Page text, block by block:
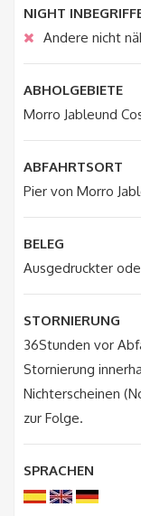
NIGHT
Andere nicht
ABHOLGEBIETE
Morro Jableund
ABFAHRTSORT
Pier von Morro
BELEG
Ausgedruckter
STORNIERUNG
36Stunden vor
Stornierung
Nichterscheinen
zur Folge.
SPRACHEN